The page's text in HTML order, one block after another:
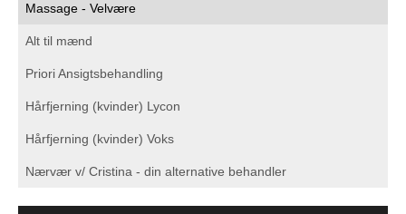
Massage - Velvære
Alt til mænd
Priori Ansigtsbehandling
Hårfjerning (kvinder) Lycon
Hårfjerning (kvinder) Voks
Nærvær v/ Cristina - din alternative behandler